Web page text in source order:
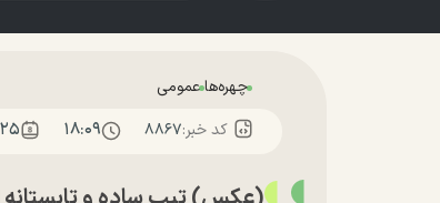
چهره‌هاعمومی
کد خبر:۸۸۶۷ ۱۸:۰۹ ۲۵ مرداد ۱۴۰۴